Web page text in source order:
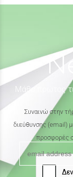
Μάθε πρώτος
Συναινώ στην
διεύθυνσης (email)
προσφορές